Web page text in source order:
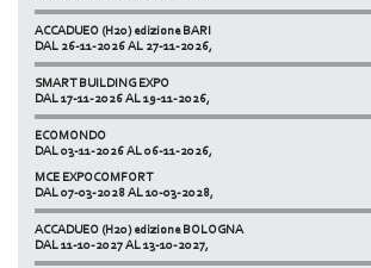
ACCADUEO (H20) edizione BARI
DAL 26-11-2026 AL 27-11-2026,
SMART BUILDING EXPO
DAL 17-11-2026 AL 19-11-2026,
ECOMONDO
DAL 03-11-2026 AL 06-11-2026,
NETZERO MILAN - EXPO SUMMIT
DAL 20-10-2026 AL 22-10-2026,
MCE EXPOCOMFORT
DAL 07-03-2028 AL 10-03-2028,
ACCADUEO (H20) edizione BOLOGNA
DAL 11-10-2027 AL 13-10-2027,